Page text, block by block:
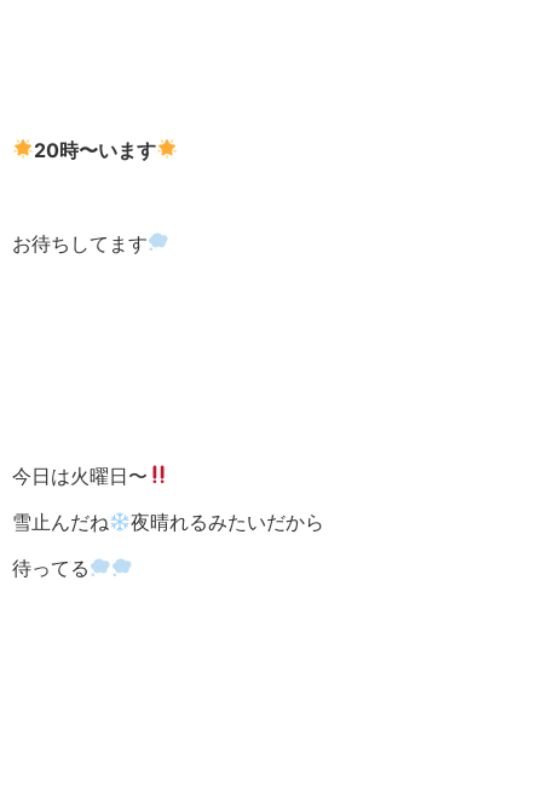
20時〜います
お待ちしてます
今日は火曜日〜
雪止んだね
夜晴れるみたいだから
待ってる